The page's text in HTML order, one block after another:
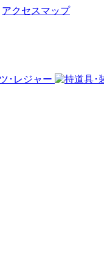
アクセスマップ